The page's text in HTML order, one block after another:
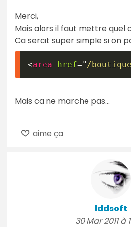
Merci,
Mais alors il faut mettre quel
Ca serait super simple si on
<area href=" /
Mais ca ne marche pas...
aime ça
lddsoft
30 Mar 2011 à